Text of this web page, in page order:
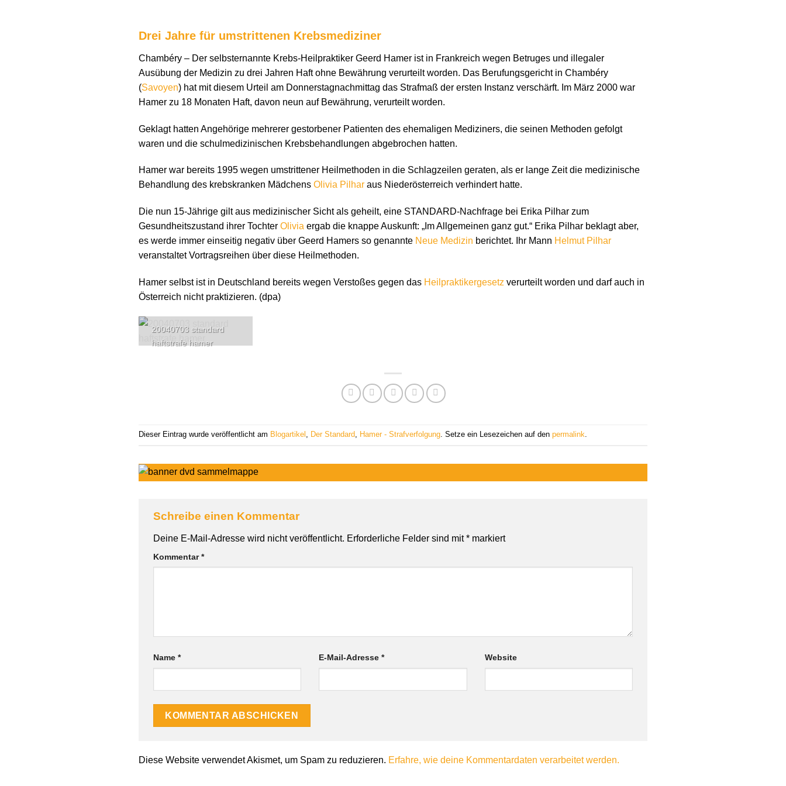
Drei Jahre für umstrittenen Krebsmediziner
Chambéry – Der selbsternannte Krebs-Heilpraktiker Geerd Hamer ist in Frankreich wegen Betruges und illegaler
Ausübung der Medizin zu drei Jahren Haft ohne Bewährung verurteilt worden. Das Berufungsgericht in Chambéry
(Savoyen) hat mit diesem Urteil am Donnerstagnachmittag das Strafmaß der ersten Instanz verschärft. Im März 2000 war
Hamer zu 18 Monaten Haft, davon neun auf Bewährung, verurteilt worden.
Geklagt hatten Angehörige mehrerer gestorbener Patienten des ehemaligen Mediziners, die seinen Methoden gefolgt
waren und die schulmedizinischen Krebsbehandlungen abgebrochen hatten.
Hamer war bereits 1995 wegen umstrittener Heilmethoden in die Schlagzeilen geraten, als er lange Zeit die medizinische
Behandlung des krebskranken Mädchens Olivia Pilhar aus Niederösterreich verhindert hatte.
Die nun 15-Jährige gilt aus medizinischer Sicht als geheilt, eine STANDARD-Nachfrage bei Erika Pilhar zum
Gesundheitszustand ihrer Tochter Olivia ergab die knappe Auskunft: „Im Allgemeinen ganz gut.“ Erika Pilhar beklagt aber,
es werde immer einseitig negativ über Geerd Hamers so genannte Neue Medizin berichtet. Ihr Mann Helmut Pilhar
veranstaltet Vortragsreihen über diese Heilmethoden.
Hamer selbst ist in Deutschland bereits wegen Verstoßes gegen das Heilpraktikergesetz verurteilt worden und darf auch in
Österreich nicht praktizieren. (dpa)
20040703 standard
haftstrafe hamer
Dieser Eintrag wurde veröffentlicht am Blogartikel , Der Standard, Hamer - Strafverfolgung. Setze ein Lesezeichen auf den permalink.
Schreibe einen Kommentar
Deine E-Mail-Adresse wird nicht veröffentlicht. Erforderliche Felder sind mit* markiert
Kommentar*
Name * E-Mail-Adresse* Website
Diese Website verwendet Akismet, um Spam zu reduzieren. Erfahre, wie deine Kommentardaten verarbeitet werden.